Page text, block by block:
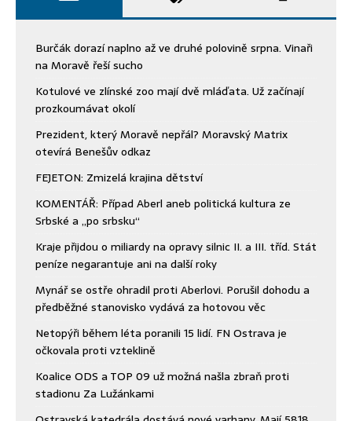
Burčák dorazí naplno až ve druhé polovině srpna. Vinaři
na Moravě řeší sucho
Kotulové ve zlínské zoo mají dvě mláďata. Už začínají
prozkoumávat okolí
Prezident, který Moravě nepřál? Moravský Matrix
otevírá Benešův odkaz
FEJETON: Zmizelá krajina dětství
KOMENTÁŘ: Případ Aberl aneb politická kultura ze
Srbské a „po srbsku“
Kraje přijdou o miliardy na opravy silnic II. a III. tříd. Stát
peníze negarantuje ani na další roky
Mynář se ostře ohradil proti Aberlovi. Porušil dohodu a
předběžné stanovisko vydává za hotovou věc
Netopýři během léta poranili 15 lidí. FN Ostrava je
očkovala proti vzteklině
Koalice ODS a TOP 09 už možná našla zbraň proti
stadionu Za Lužánkami